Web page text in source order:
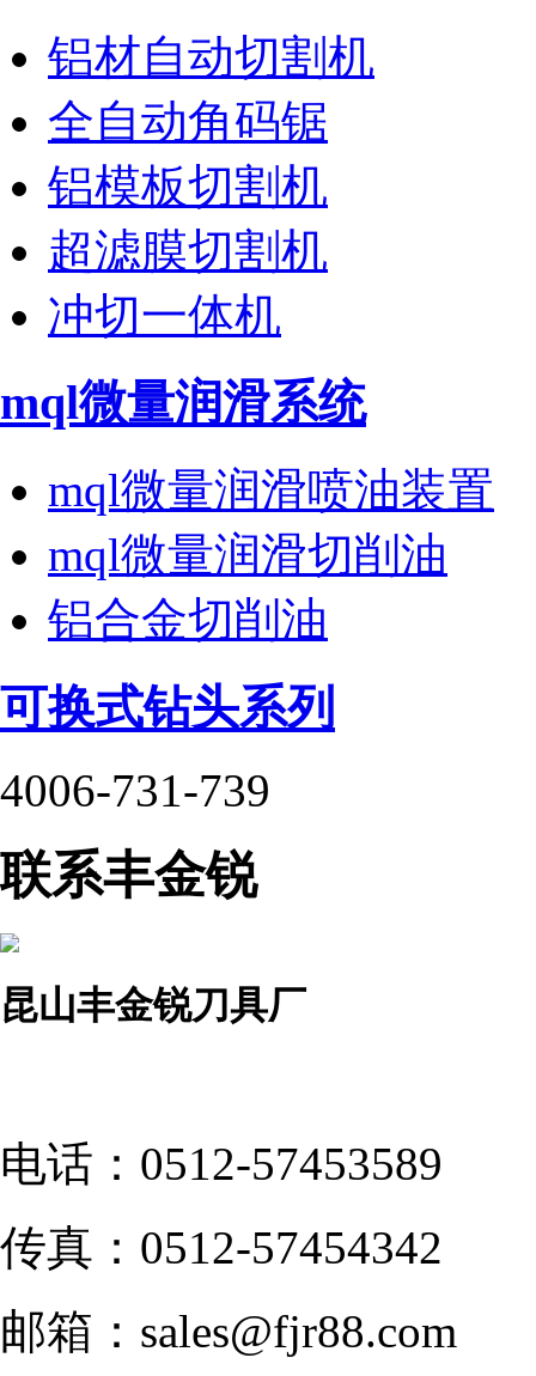
铝材自动切割机
全自动角码锯
铝模板切割机
超滤膜切割机
冲切一体机
mql微量润滑系统
mql微量润滑喷油装置
mql微量润滑切削油
铝合金切削油
可换式钻头系列
4006-731-739
联系丰金锐
昆山丰金锐刀具厂
电话： 0512-57453589
传真： 0512-57454342
邮箱： sales@fjr88.com